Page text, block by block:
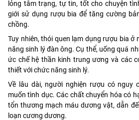
lỏng tâm trạng, tự tin, tốt cho chuyện
giới sử dụng rượu bia để tăng cường
chồng.
Tuy nhiên, thói quen lạm dụng rượu bia ở
năng sinh lý đàn ông. Cụ thể, uống quá
ức chế hệ thần kinh trung ương và các
thiết với chức năng sinh lý.
Về lâu dài, người nghiện rượu có nguy
muốn tình dục. Các chất chuyển hóa có
tổn thương mạch máu dương vật, dẫn
loạn cương dương.